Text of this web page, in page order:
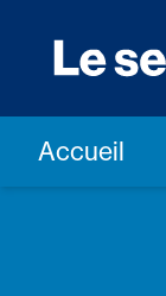
Accueil